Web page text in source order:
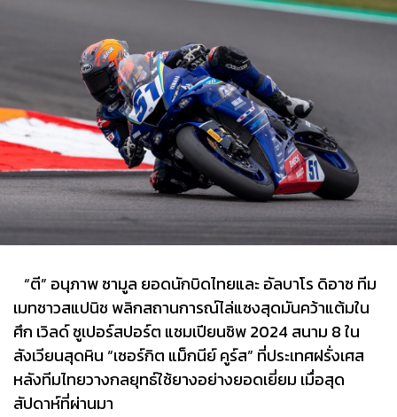
“ตี” อนุภาพ ซามูล ยอดนักบิดไทยและ อัลบาโร ดิอาซ ทีม
เมทชาวสแปนิช พลิกสถานการณ์ไล่แซงสุดมันคว้าแต้มใน
ศึก เวิลด์ ซูเปอร์สปอร์ต แชมเปียนชิพ 2024 สนาม 8 ใน
สังเวียนสุดหิน “เซอร์กิต แม็กนีย์ คูร์ส” ที่ประเทศฝรั่งเศส
หลังทีมไทยวางกลยุทธ์ใช้ยางอย่างยอดเยี่ยม เมื่อสุด
สัปดาห์ที่ผ่านมา